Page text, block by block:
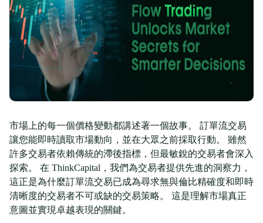
市場上的每一個價格變動都講述著一個故事。 訂單流交易
讓您能即時讀取市場動向，並在大眾之前採取行動。 雖然
許多交易者依賴傳統的滯後指標，但最敏銳的交易者會深入
探索。 在 ThinkCapital，我們為交易者提供先進的洞察力，
這正是為什麼訂單流交易已成為尋求無與倫比精確度和即時
清晰度的交易者不可或缺的交易策略。 這是理解市場真正
意圖並實現卓越表現的關鍵。